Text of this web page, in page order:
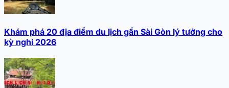
Khám phá 20 địa điểm du lịch gần Sài Gòn lý tưởng cho
kỳ nghỉ 2026